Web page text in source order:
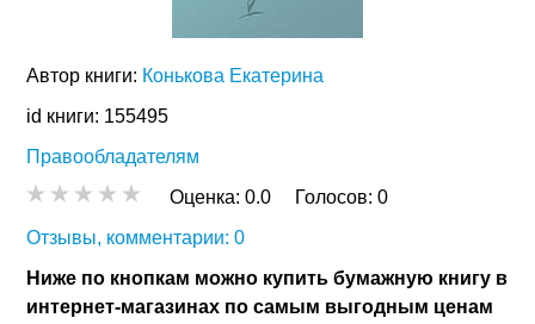
Автор книги: Конькова Екатерина
id книги: 155495
Правообладателям
Оценка:0.0 Голосов:0
Отзывы, комментарии: 0
Ниже по кнопкам можно купить бумажную книгу в
интернет-магазинах по самым выгодным ценам